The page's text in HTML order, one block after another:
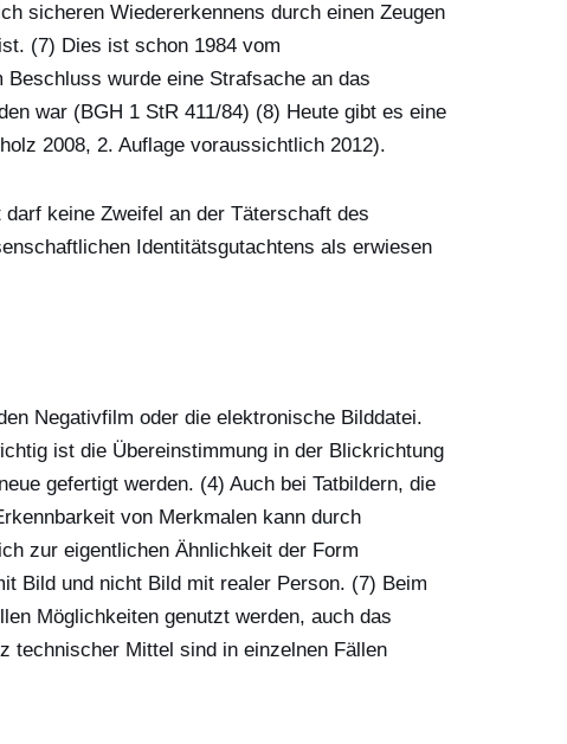
sicheren Wiedererkennens durch einen Zeugen
(7) Dies ist schon 1984 vom
wurde eine Strafsache an das
war (BGH 1 StR 411/84) (8) Heute gibt es eine
2008, 2. Auflage voraussichtlich 2012).
keine Zweifel an der Täterschaft des
Identitätsgutachtens als erwiesen
Negativfilm oder die elektronische Bilddatei.
ist die Übereinstimmung in der Blickrichtung
gefertigt werden. (4) Auch bei Tatbildern, die
von Merkmalen kann durch
zur eigentlichen Ähnlichkeit der Form
Bild und nicht Bild mit realer Person. (7) Beim
Möglichkeiten genutzt werden, auch das
technischer Mittel sind in einzelnen Fällen